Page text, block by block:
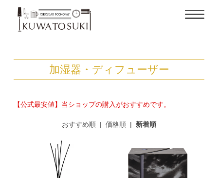
加湿器・ディフューザー
【公式最安値】当ショップの購入がおすすめです。
おすすめ順 | 価格順 | 新着順